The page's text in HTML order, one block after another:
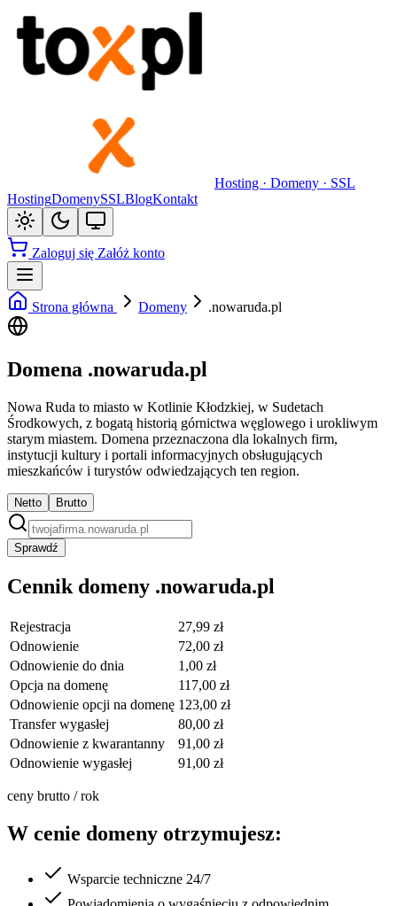
Hosting · Domeny · SSL
HostingDomenySSLBlogKontakt
Zaloguj się Załóż konto
Strona główna Domeny .nowaruda.pl
Domena .nowaruda.pl
Nowa Ruda to miasto w Kotlinie Kłodzkiej, w Sudetach
Środkowych, z bogatą historią górnictwa węglowego i urokliwym
starym miastem. Domena przeznaczona dla lokalnych firm,
instytucji kultury i portali informacyjnych obsługujących
mieszkańców i turystów odwiedzających ten region.
Netto Brutto
Sprawdź
Cennik domeny .nowaruda.pl
Rejestracja
27,99 zł
Odnowienie
72,00 zł
Odnowienie do dnia
1,00 zł
Opcja na domenę
117,00 zł
Odnowienie opcji na domenę 123,00 zł
Transfer wygasłej
80,00 zł
Odnowienie z kwarantanny
91,00 zł
Odnowienie wygasłej
91,00 zł
ceny brutto / rok
W cenie domeny otrzymujesz:
Wsparcie techniczne 24/7